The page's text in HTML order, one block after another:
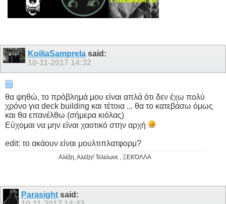
KoiliaSamprela said:
10-11-2017 14:32
θα ψηθώ, το πρόβλημά μου είναι απλά ότι δεν έχω πολύ
χρόνο για deck building και τέτοια ... θα το κατεβάσω όμως
και θα επανέλθω (σήμερα κιόλας)
Εύχομαι να μην είναι χαοτικό στην αρχή
edit: το ακάουν είναι μουλτιπλατφορμ?
Αλέξη, Αλέξη! Τελείωνε , ΞΕΚΌΛΛΑ
Parasight said: